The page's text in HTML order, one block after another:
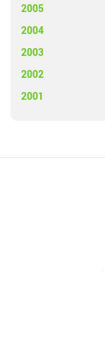
2005
2004
2003
2002
2001